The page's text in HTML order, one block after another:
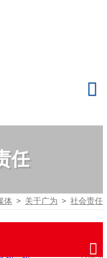
任
体 > 关于广为 > 社会责任